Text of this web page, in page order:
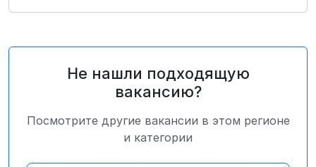
Не нашли подходящую
вакансию?
Посмотрите другие вакансии в этом регионе
и категории